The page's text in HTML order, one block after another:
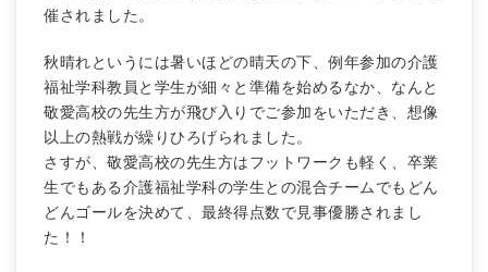
催されました。
秋晴れというには暑いほどの晴天の下、例年参加の介護
福祉学科教員と学生が細々と準備を始めるなか、なんと
敬愛高校の先生方が飛び入りでご参加をいただき、想像
以上の熱戦が繰りひろげられました。
さすが、敬愛高校の先生方はフットワークも軽く、卒業
生でもある介護福祉学科の学生との混合チームでもどん
どんゴールを決めて、最終得点数で見事優勝されまし
た！！